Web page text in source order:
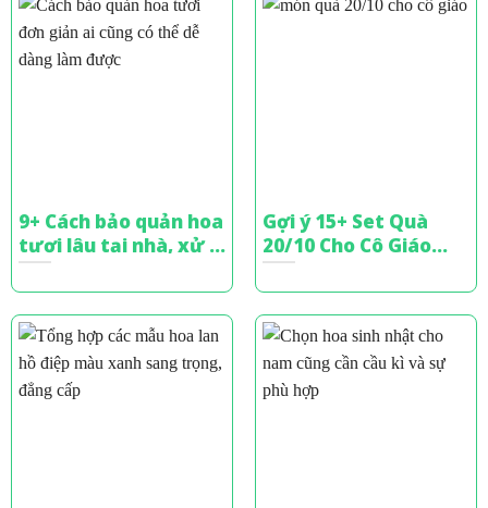
9+ Cách bảo quản hoa
tươi lâu tại nhà, xử lý
bó hoa tặng
Gợi ý 15+ Set Quà
20/10 Cho Cô Giáo
Tinh Tế, Đầy Ý Nghĩa